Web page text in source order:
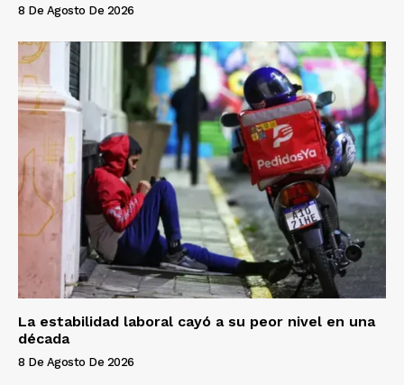
8 De Agosto De 2026
La estabilidad laboral cayó a su peor nivel en una
década
8 De Agosto De 2026